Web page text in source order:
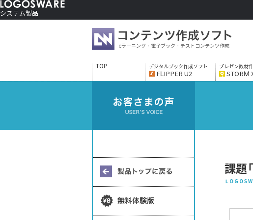
システム製品
eラーニング・電子ブック・テストコンテンツ作成
TOP デジタルブック作成ソフト
FLIPPER U2
プレゼン教材
STORM
課題